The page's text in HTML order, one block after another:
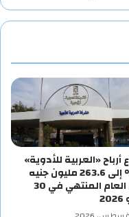
أرباح «العربية للأدوية»
16% إلى 263.6 مليون جنيه
خلال العام المنتهي في 30